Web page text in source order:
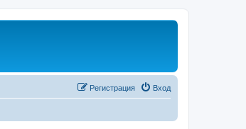
Вход
Регистрация